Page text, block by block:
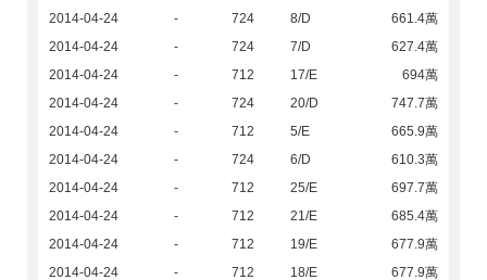
2014-04-24
- 724 8/D
661.4萬
2014-04-24
- 724 7/D
627.4萬
2014-04-24
- 712 17/E
694萬
2014-04-24
- 724 20/D
747.7萬
2014-04-24
- 712 5/E
665.9萬
2014-04-24
- 724 6/D
610.3萬
2014-04-24
- 712 25/E
697.7萬
2014-04-24
- 712 21/E
685.4萬
2014-04-24
- 712 19/E
677.9萬
2014-04-24
- 712 18/E
677.9萬